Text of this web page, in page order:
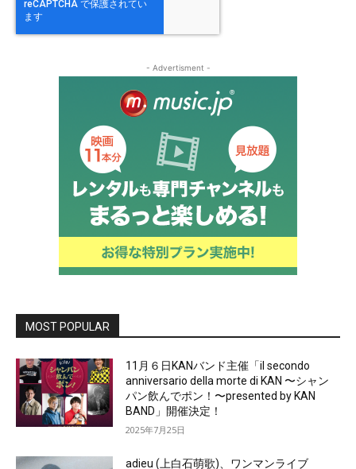
- Advertisment -
MOST POPULAR
11月６日KANバンド主催「il secondo
anniversario della morte di KAN 〜シャン
パン飲んでポン！〜presented by KAN
BAND」開催決定！
2025年7月25日
adieu (上白石萌歌)、ワンマンライブ